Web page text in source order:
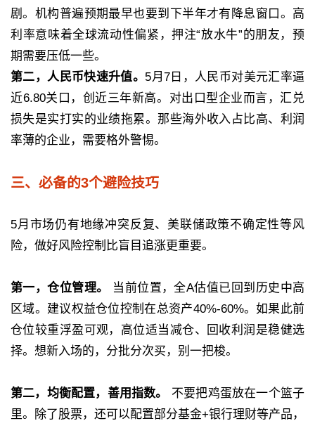
剧。机构普遍预期最早也要到下半年才有降息窗口。高
利率意味着全球流动性偏紧，押注“放水牛”的朋友，预
期需要压低一些。
第二，人民币快速升值。 5月7日，人民币对美元汇率逼
近6.80关口，创近三年新高。对出口型企业而言，汇兑
损失是实打实的业绩拖累。那些海外收入占比高、利润
率薄的企业，需要格外警惕。
三、必备的3个避险技巧
5月市场仍有地缘冲突反复、美联储政策不确定性等风
险，做好风险控制比盲目追涨更重要。
第一，仓位管理。
当前位置，全A估值已回到历史中高
区域。建议权益仓位控制在总资产40%-60%。如果此前
仓位较重浮盈可观，高位适当减仓、回收利润是稳健选
择。想新入场的，分批分次买，别一把梭。
第二，均衡配置，善用指数。
不要把鸡蛋放在一个篮子
里。除了股票，还可以配置部分基金+银行理财等产品，